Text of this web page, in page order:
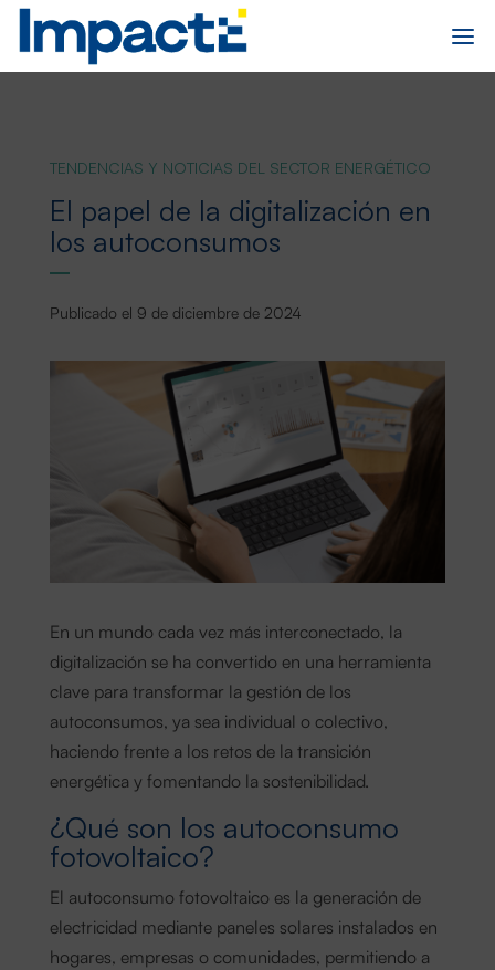
TENDENCIAS Y NOTICIAS DEL SECTOR ENERGÉTICO
El papel de la digitalización en
los autoconsumos
Publicado el 9 de diciembre de 2024
En un mundo cada vez más interconectado, la
digitalización se ha convertido en una herramienta
clave para transformar la gestión de los
autoconsumos, ya sea individual o colectivo,
haciendo frente a los retos de la transición
energética y fomentando la sostenibilidad.
¿Qué son los autoconsumo
fotovoltaico?
El autoconsumo fotovoltaico es la generación de
electricidad mediante paneles solares instalados en
hogares, empresas o comunidades, permitiendo a